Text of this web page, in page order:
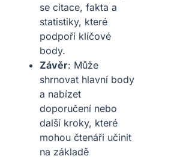
se citace, fakta a
statistiky, které
podpoří klíčové
body.
Závěr: Může
shrnovat hlavní body
a nabízet
doporučení nebo
další kroky, které
mohou čtenáři učinit
na základě